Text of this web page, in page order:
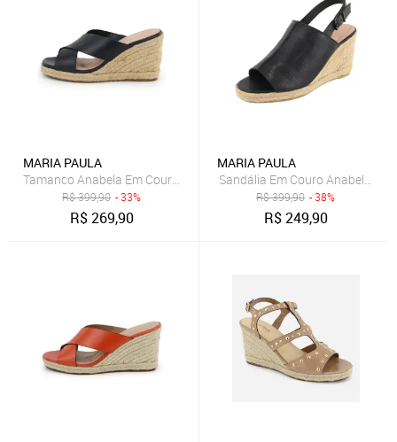
MARIA PAULA
Tamanco Anabela Em Couro Conforto Maria Paula Tiras Largas
R$399,90 - 33%
R$269,90
MARIA PAULA
R$399,90 - 38%
R$249,90